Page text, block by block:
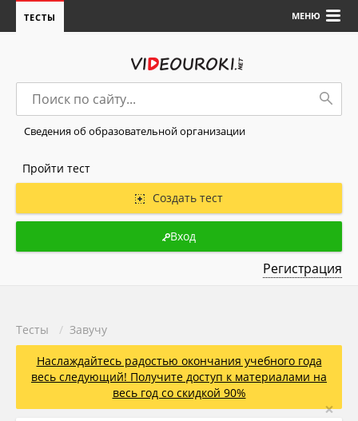
МЕНЮ
ТЕСТЫ
Сведения об образовательной организации
Пройти тест
Создать тест
Вход
Регистрация
Тесты / Завучу
Наслаждайтесь радостью окончания учебного года
весь следующий! Получите доступ к материалами на
весь год со скидкой 90%
×